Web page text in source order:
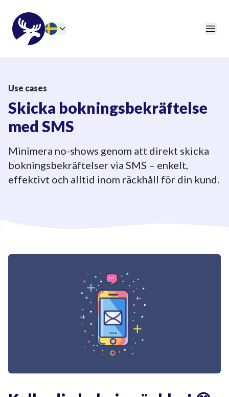
46elks
Use cases
Skicka bokningsbekräftelse
med SMS
Minimera no-shows genom att direkt skicka
bokningsbekräftelser via SMS – enkelt,
effektivt och alltid inom räckhåll för din kund.